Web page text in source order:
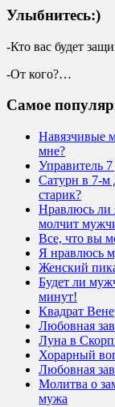
Улыбнитесь:)
-Кто вас будет
-От кого?…
Самое
Навязчивые
мне?
Управитель
Сатурн в 7-
старик?
Нравлюсь ли
молчит
Все, что вы
Я нравлюсь
Женский
Будет ли
минут!
Квадрат
Любовная
Луна в
Хорарный
Любовная
Молитва о
мужа